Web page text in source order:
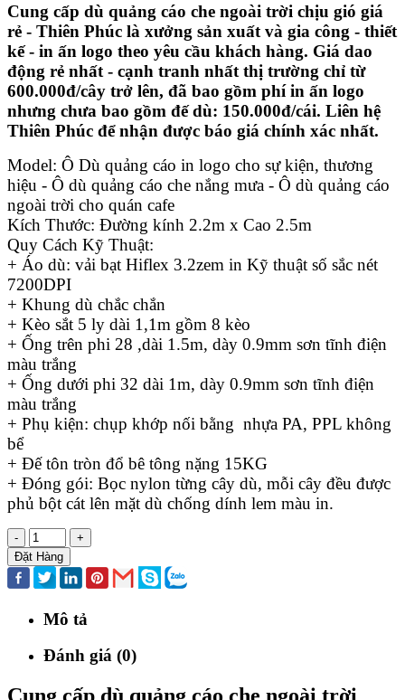
Cung cấp dù quảng cáo che ngoài trời chịu gió giá
rẻ - Thiên Phúc là xưởng sản xuất và gia công - thiết
kế - in ấn logo theo yêu cầu khách hàng. Giá dao
động rẻ nhất - cạnh tranh nhất thị trường chỉ từ
600.000đ/cây trở lên, đã bao gồm phí in ấn logo
nhưng chưa bao gồm đế dù: 150.000đ/cái. Liên hệ
Thiên Phúc để nhận được báo giá chính xác nhất.
Model: Ô Dù quảng cáo in logo cho sự kiện, thương
hiệu - Ô dù quảng cáo che nắng mưa - Ô dù quảng cáo
ngoài trời cho quán cafe
Kích Thước: Đường kính 2.2m x Cao 2.5m
Quy Cách Kỹ Thuật:
+ Áo dù: vải bạt Hiflex 3.2zem in Kỹ thuật số sắc nét
7200DPI
+ Khung dù chắc chắn
+ Kèo sắt 5 ly dài 1,1m gồm 8 kèo
+ Ống trên phi 28 ,dài 1.5m, dày 0.9mm sơn tĩnh điện
màu trắng
+ Ống dưới phi 32 dài 1m, dày 0.9mm sơn tĩnh điện
màu trắng
+ Phụ kiện: chụp khớp nối bằng nhựa PA, PPL không
bể
+ Đế tôn tròn đổ bê tông nặng 15KG
+ Đóng gói: Bọc nylon từng cây dù, mỗi cây đều được
phủ bột cát lên mặt dù chống dính lem màu in.
-
+
Đặt Hàng
Mô tả
Đánh giá (0)